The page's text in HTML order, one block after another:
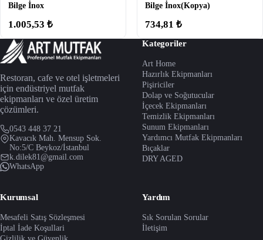
Bilge İnox
1.005,53 ₺
Bilge İnox(Kopya)
734,81 ₺
Restoran, cafe ve otel işletmeleri
için endüstriyel mutfak
ekipmanları ve özel üretim
çözümleri.
0543 448 37 21
Kavacık Mah. Mensup Sok.
No:5/C Beykoz/İstanbul
k.dilek81@gmail.com
WhatsApp
Kategoriler
Art Home
Hazırlık Ekipmanları
Pişiriciler
Dolap ve Soğutucular
İçecek Ekipmanları
Temizlik Ekipmanları
Sunum Ekipmanları
Yardımcı Mutfak Ekipmanları
Bıçaklar
DRY AGED
Kurumsal
Mesafeli Satış Sözleşmesi
İptal İade Koşullari
Yardım
Sık Sorulan Sorular
İletişim